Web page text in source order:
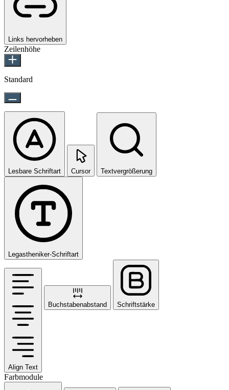
Links hervorheben
Zeilenhöhe
Standard
Lesbare Schriftart Cursor Textvergrößerung
Legastheniker-Schriftart
Align Text
Buchstabenabstand Schriftstärke
Farbmodule